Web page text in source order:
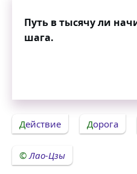
Путь в тысячу ли
шага.
Действие Дорога
Лао-Цзы